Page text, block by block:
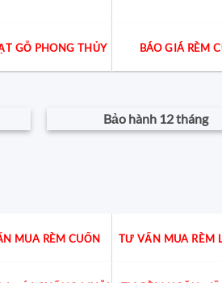
GỖ PHONG THỦY BÁO GIÁ RÈM
Bảo hành 12 tháng
MUA RÈM CUỐN TƯ VẤN MUA RÈM